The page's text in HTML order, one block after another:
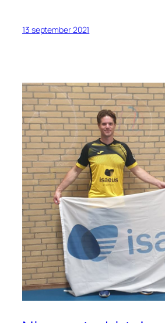
13 september 2021